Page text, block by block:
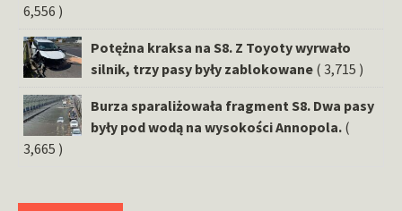
6,556 )
Potężna kraksa na S8. Z Toyoty wyrwało
silnik, trzy pasy były zablokowane ( 3,715 )
Burza sparaliżowała fragment S8. Dwa pasy
były pod wodą na wysokości Annopola. (
3,665 )